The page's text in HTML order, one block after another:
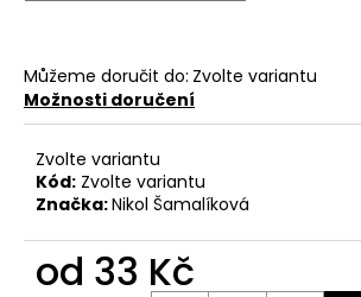
Můžeme doručit do: Zvolte variantu
Možnosti doručení
Zvolte variantu
Kód: Zvolte variantu
Značka:Nikol Šamalíková
od 33 Kč
D
o
p
o
č